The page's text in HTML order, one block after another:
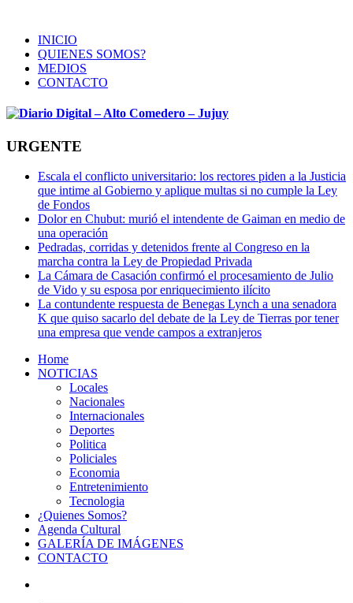
INICIO
QUIENES SOMOS?
MEDIOS
CONTACTO
URGENTE
Escala el conflicto universitario: los rectores piden a la Justicia
que intime al Gobierno y aplique multas si no cumple la Ley
de Fondos
Dolor en Chubut: murió el intendente de Gaiman en medio de
una operación
Pedradas, corridas y detenidos frente al Congreso en la
marcha contra la Ley de Propiedad Privada
La Cámara de Casación confirmó el procesamiento de Julio
de Vido y su esposa por enriquecimiento ilícito
La contundente respuesta de Benegas Lynch a una senadora
K que quiso sacarlo del debate de la Ley de Tierras por tener
una empresa que vende campos a extranjeros
Home
NOTICIAS
Locales
Nacionales
Internacionales
Deportes
Politica
Policiales
Economia
Entretenimiento
Tecnologia
¿Quienes Somos?
Agenda Cultural
GALERÍA DE IMÁGENES
CONTACTO